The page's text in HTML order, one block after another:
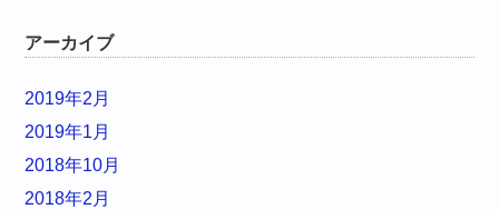
アーカイブ
2019年2月
2019年1月
2018年10月
2018年2月